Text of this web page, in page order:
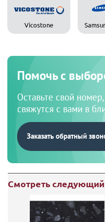
Vicostone
Помочь с
Оставьте свой
свяжутся с вами в
Заказать обратный
Смотреть следующий